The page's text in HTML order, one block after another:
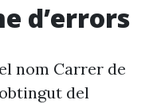
d’errors
nom Carrer de
obtingut del